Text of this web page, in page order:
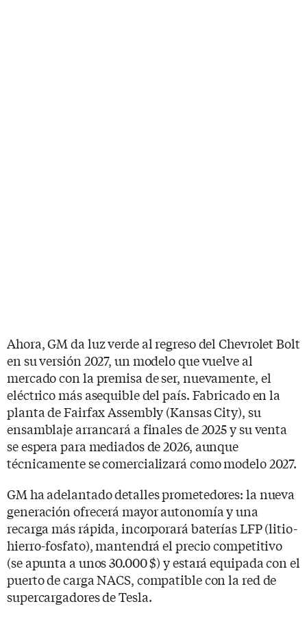
Ahora, GM da luz verde al regreso del Chevrolet Bolt
en su versión 2027, un modelo que vuelve al
mercado con la premisa de ser, nuevamente, el
eléctrico más asequible del país. Fabricado en la
planta de Fairfax Assembly (Kansas City), su
ensamblaje arrancará a finales de 2025 y su venta
se espera para mediados de 2026, aunque
técnicamente se comercializará como modelo 2027.
GM ha adelantado detalles prometedores: la nueva
generación ofrecerá mayor autonomía y una
recarga más rápida, incorporará baterías LFP (litio-
hierro-fosfato), mantendrá el precio competitivo
(se apunta a unos 30.000 $) y estará equipada con el
puerto de carga NACS, compatible con la red de
supercargadores de Tesla.